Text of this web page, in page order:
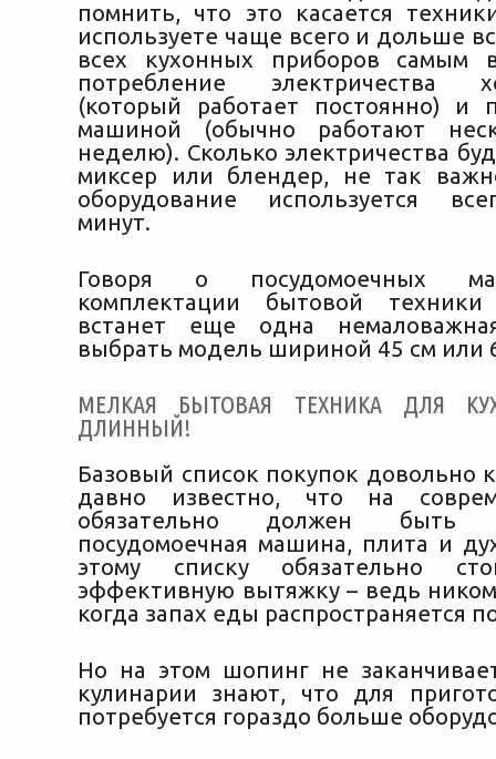
помнить, что это касается
используете чаще всего и дольше
всех кухонных приборов самым
потребление электричества
(который работает постоянно) и
машиной (обычно работают
неделю). Сколько электричества
миксер или блендер, не так
оборудование используется
минут.
Говоря о посудомоечных
комплектации бытовой
встанет еще одна
выбрать модель шириной 45 см или
МЕЛКАЯ БЫТОВАЯ ТЕХНИКА ДЛЯ
ДЛИННЫЙ!
Базовый список покупок довольно
давно известно, что на
обязательно должен быть
посудомоечная машина, плита и
этому списку обязательно
эффективную вытяжку – ведь
когда запах еды распространяется
Но на этом шопинг не
кулинарии знают, что для
потребуется гораздо больше